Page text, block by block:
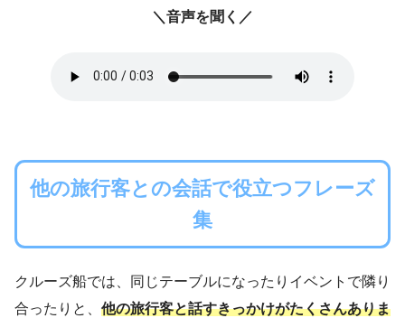
＼音声を聞く／
他の旅行客との会話で役立つフレーズ
集
クルーズ船では、同じテーブルになったりイベントで隣り
合ったりと、 他の旅行客と話すきっかけがたくさんありま